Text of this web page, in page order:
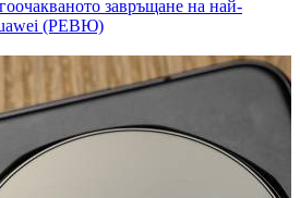
завръщане на най-
(РЕВЮ)